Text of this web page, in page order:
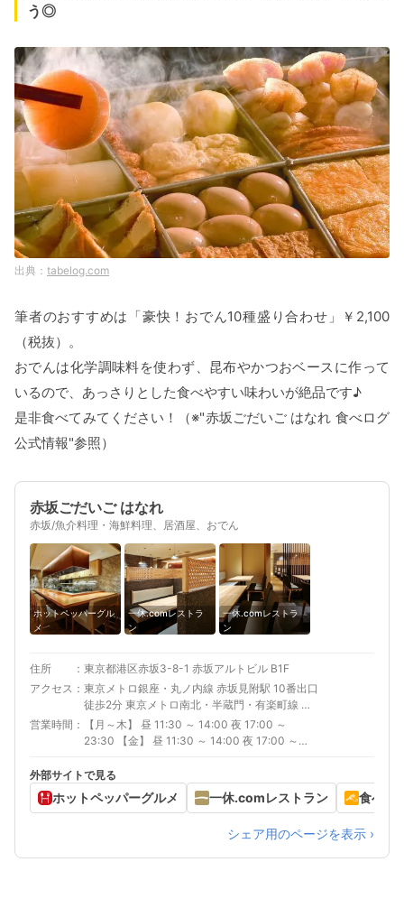
う◎
tabelog.com
筆者のおすすめは「豪快！おでん10種盛り合わせ」￥2,100
（税抜）。
おでんは化学調味料を使わず、昆布やかつおベースに作って
いるので、あっさりとした食べやすい味わいが絶品です♪
是非食べてみてください！（※"赤坂ごだいご はなれ 食べログ
公式情報"参照）
赤坂ごだいご はなれ
赤坂/魚介料理・海鮮料理、居酒屋、おでん
ホットペッパーグル
メ
一休.comレストラ
ン
一休.comレストラ
ン
住所
東京都港区赤坂3-8-1 赤坂アルトビル B1F
アクセス
東京メトロ銀座・丸ノ内線 赤坂見附駅 10番出口
徒歩2分 東京メトロ南北・半蔵門・有楽町線 永
田町駅 徒歩5分 東京メトロ千代田線 赤坂駅 徒歩
5分
営業時間
【月～木】 昼 11:30 ～ 14:00 夜 17:00 ～
23:30 【金】 昼 11:30 ～ 14:00 夜 17:00 ～
外部サイトで見る
ホットペッパーグルメ 一休.comレストラン 食べロ
シェア用のページを表示 ›